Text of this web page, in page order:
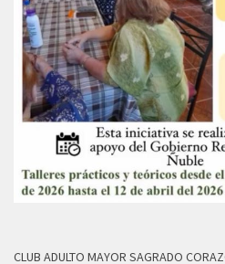
CLUB ADULTO MAYOR SAGRADO